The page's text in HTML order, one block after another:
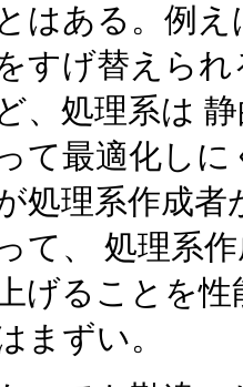
とはある。例
すげ替えら
、処理系は
て最適化し
処理系作成
て、 処理系
上げることを
まずい。